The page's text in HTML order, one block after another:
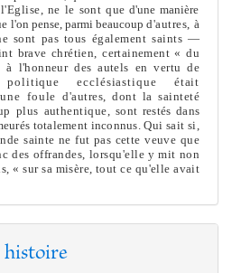
l'Eglise, ne le sont qued'une manière
l'on pense, parmi beaucoupd'autres, à
sont pas tous également saints —
brave chrétien, certainement « du
l'honneur des autels en vertu de
ecclésiastique était
fouled'autres, dont la sainteté
plus authentique,sont restés dans
urés totalement inconnus.Qui sait si,
sainte ne fut pas cette veuve que
des offrandes, lorsqu'elle y mit non
« sur sa misère, tout ce qu'elle avait
histoire